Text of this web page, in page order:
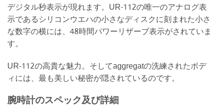
デジタル秒表示が現れます。UR-112の唯一のアナログ表
示であるシリコンウエハの小さなディスクに刻まれた小さ
な数字の横には、48時間パワーリザーブ表示がされていま
す。
UR-112の高貴な魅力。そしてaggregatの洗練されたボデ
ィには、最も美しい秘密が隠されているのです。
腕時計のスペック及び詳細